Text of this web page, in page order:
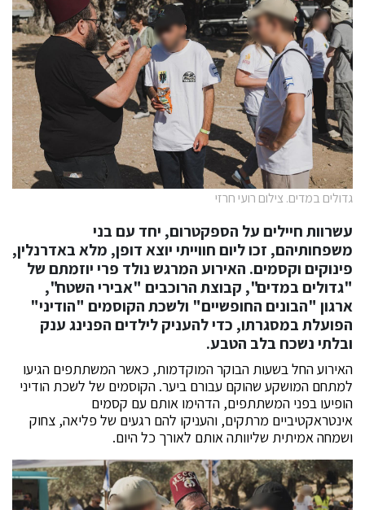
גדולים במדים. צילום רועי חרזי
עשרוות חיילים על הספקטרום, יחד עם בני
משפחותיהם, זכו ליום חווייתי יוצא דופן, מלא באדרנלין,
פינוקים וקסמים. האירוע המרגש נולד פרי יוזמתם של
"גדולים במדים", קבוצת הרוכבים "אבירי השטח",
ארגון "הבונים החופשיים" ולשכת הקוסמים "הודיני"
הפועלת במסגרתו, כדי להעניק לילדים הפנינג ענק
ובלתי נשכח בלב הטבע.
האירוע החל בשעות הבוקר המוקדמות, כאשר המשתתפים הגיעו
למתחם המושקע שהוקם עבורם ביער. הקוסמים של לשכת הודיני
הופיעו בפני המשתתפים, הדהימו אותם עם קסמים
אינטראקטיביים מרתקים, והעניקו להם רגעים של פליאה, צחוק
ושמחה אמיתית שליוותה אותם לאורך כל היום.